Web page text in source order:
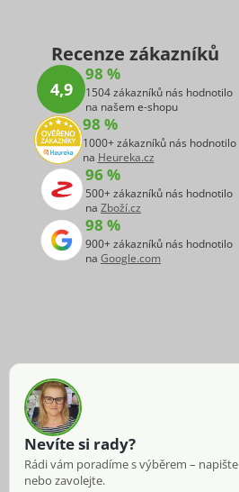
Recenze zákazníků
4,9
98 %
1504 zákazníků nás hodnotilo
na našem e-shopu
98 %
1000+ zákazníků nás hodnotilo
na Heureka.cz
96 %
500+ zákazníků nás hodnotilo
na Zboží.cz
98 %
900+ zákazníků nás hodnotilo
na Google.com
Nevíte si rady?
Rádi vám poradíme s výběrem – napište
nebo zavolejte.